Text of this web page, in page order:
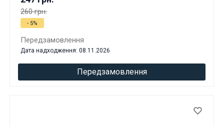
260 грн.
- 5%
Передзамовлення
Дата надходження: 08.11.2026
Передзамовлення